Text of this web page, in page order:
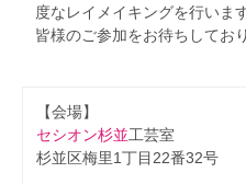
度なレイメイキングを行います
皆様のご参加をお待ちしてお
【会場】
セシオン杉並工芸室
杉並区梅里1丁目22番32号